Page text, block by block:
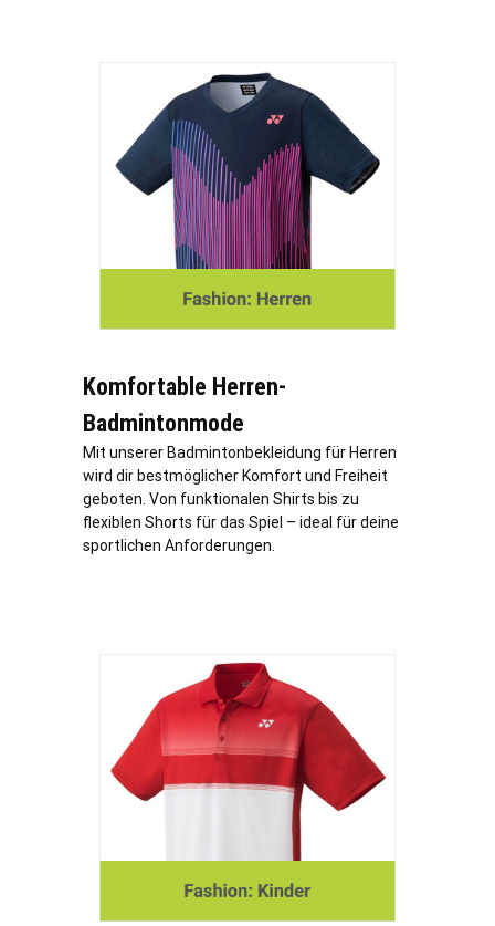
Komfortable Herren-
Badmintonmode
Mit unserer Badmintonbekleidung für Herren
wird dir bestmöglicher Komfort und Freiheit
geboten. Von funktionalen Shirts bis zu
flexiblen Shorts für das Spiel – ideal für deine
sportlichen Anforderungen.